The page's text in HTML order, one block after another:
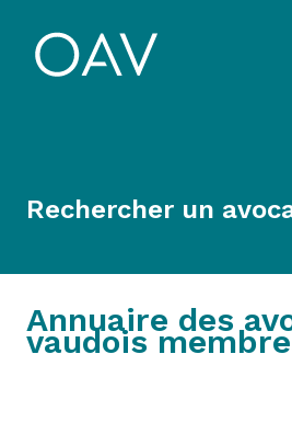
Rechercher un
Annuaire des
vaudois